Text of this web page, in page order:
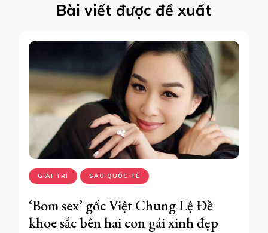
Bài viết được đề xuất
GIẢI TRÍ SAO QUỐC TẾ
​​‘Bom sex’ gốc Việt Chung Lệ Đề
khoe sắc bên hai con gái xinh đẹp